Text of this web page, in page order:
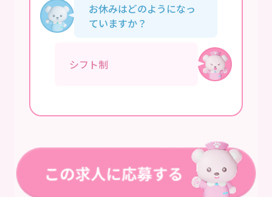
お休みはどのようになっ
ていますか？
シフト制